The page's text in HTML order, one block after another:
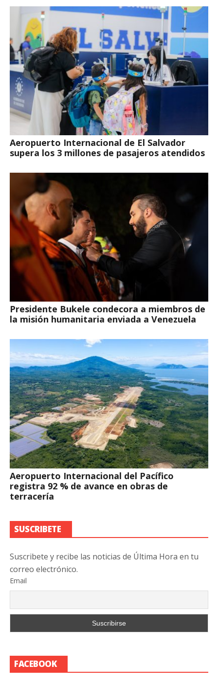
Aeropuerto Internacional de El Salvador
supera los 3 millones de pasajeros atendidos
Presidente Bukele condecora a miembros de
la misión humanitaria enviada a Venezuela
Aeropuerto Internacional del Pacífico
registra 92 % de avance en obras de
terracería
SUSCRIBETE
Suscribete y recibe las noticias de Última Hora en tu
correo electrónico.
Email
FACEBOOK